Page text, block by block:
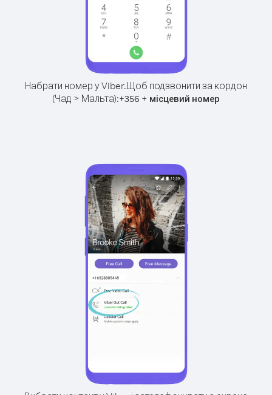
Набрати номер у Viber.Щоб подзвонити за кордон
(Чад > Мальта):+356 + місцевий номер